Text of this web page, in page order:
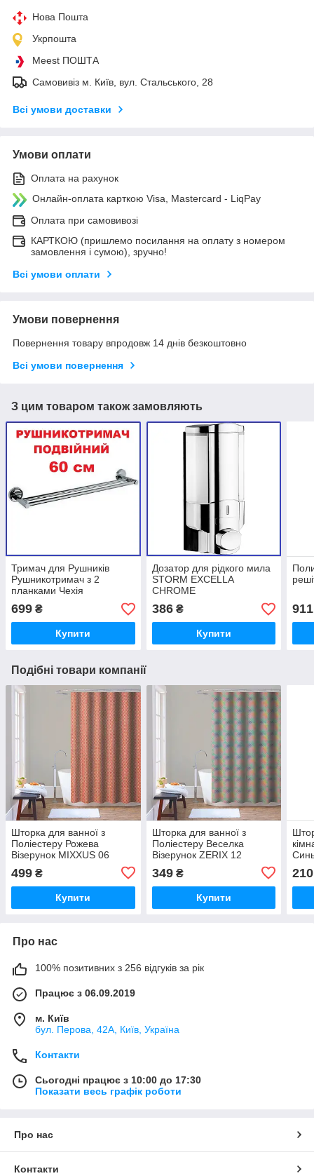
Нова Пошта
Укрпошта
Meest ПОШТА
Самовивіз м. Київ, вул. Стальського, 28
Всі умови доставки
Умови оплати
Оплата на рахунок
Онлайн-оплата карткою Visa, Mastercard - LiqPay
Оплата при самовивозі
КАРТКОЮ (пришлемо посилання на оплату з номером
замовлення і сумою), зручно!
Всі умови оплати
Умови повернення
Повернення товару впродовж 14 днів безкоштовно
Всі умови повернення
З цим товаром також замовляють
Тримач для Рушників
Рушникотримач з 2
планками Чехія
699 ₴
Купити
Дозатор для рідкого мила
STORM EXCELLA
CHROME
386₴
Купити
911
Подібні товари компанії
Шторка для ванної з
Поліестеру Рожева
Візерунок MIXXUS 06
499 ₴
Купити
Шторка для ванної з
Поліестеру Веселка
Візерунок ZERIX 12
349₴
Купити
210
Про нас
100% позитивних з 256 відгуків за рік
Працює з 06.09.2019
м. Київ
бул. Перова, 42А, Київ, Україна
Контакти
Сьогодні працює з 10:00 до 17:30
Показати весь графік роботи
Про нас
Контакти